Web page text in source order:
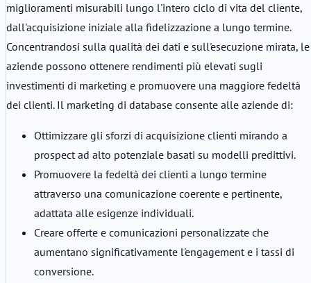
miglioramenti misurabili lungo l'intero ciclo di vita del cliente,
dall'acquisizione iniziale alla fidelizzazione a lungo termine.
Concentrandosi sulla qualità dei dati e sull'esecuzione mirata, le
aziende possono ottenere rendimenti più elevati sugli
investimenti di marketing e promuovere una maggiore fedeltà
dei clienti. Il marketing di database consente alle aziende di:
Ottimizzare gli sforzi di acquisizione clienti mirando a
prospect ad alto potenziale basati su modelli predittivi.
Promuovere la fedeltà dei clienti a lungo termine
attraverso una comunicazione coerente e pertinente,
adattata alle esigenze individuali.
Creare offerte e comunicazioni personalizzate che
aumentano significativamente l'engagement e i tassi di
conversione.